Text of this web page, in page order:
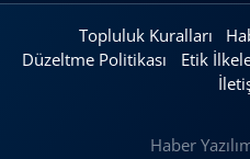
Topluluk Kuralları
Düzeltme Politikası
Etik
Haber